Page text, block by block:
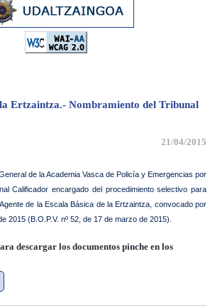
Ertzaintza.- Nombramiento del Tribunal
21/04/2015
de la Academia Vasca de Policía y Emergencias por
Calificador encargado del procedimiento selectivo para
de la Escala Básica de la Ertzaintza, convocado por
2015 (B.O.P.V. nº 52, de 17 de marzo de 2015).
descargar los documentos pinche en los